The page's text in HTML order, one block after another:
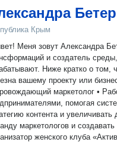
Бетер
Крым
Меня зовут Александра Бетер Я — маркетолог
и создатель
Ниже кратко о том,
вашему проекту или бизнесу:
маркетолог • Работаю с проектами и
помогая
контента и увеличивать доход. • Могу
маркетологов и
женского клуба «Активация» • Самый